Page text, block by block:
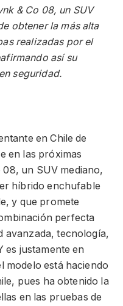
& Co 08, un SUV
obtener la más alta
realizadas por el
así su
seguridad.
en Chile de
en las próximas
08, un SUV mediano,
híbrido enchufable
y que promete
perfecta
avanzada, tecnología,
es justamente en
modelo está haciendo
pues ha obtenido la
en las pruebas de